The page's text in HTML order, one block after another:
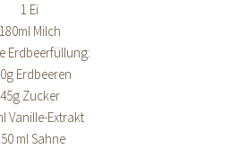
1 Ei
180ml Milch
Erdbeerfüllung:
Erdbeeren
45g Zucker
Vanille-Extrakt
ml Sahne